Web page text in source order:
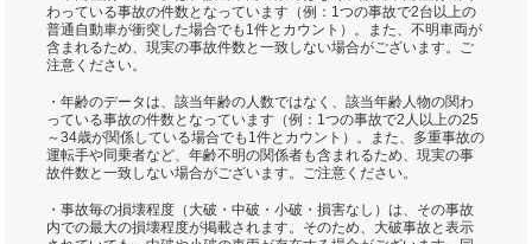
わっている事故の件数となっています（例：1つの事故で2台以上の
普通自動車が衝突した場合でも1件とカウント）。また、不明車両が
含まれるため、現実の事故件数と一致しない場合がございます。ご
注意ください。
・年齢のデータは、該当年齢の人数ではなく、該当年齢人物の関わ
っている事故の件数となっています（例：1つの事故で2人以上の25
～34歳が関係している場合でも1件とカウント）。また、多重事故の
運転手や同乗者など、年齢不明の関係者も含まれるため、現実の事
故件数と一致しない場合がございます。ご注意ください。
・事故毎の損壊程度（大破・中破・小破・損害なし）は、その事故
内での最大の損壊程度が掲載されます。そのため、大破事故と表示